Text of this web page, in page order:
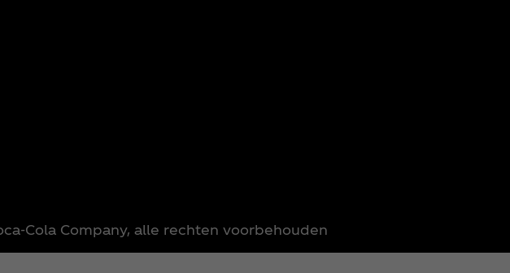
Company, alle rechten voorbehouden